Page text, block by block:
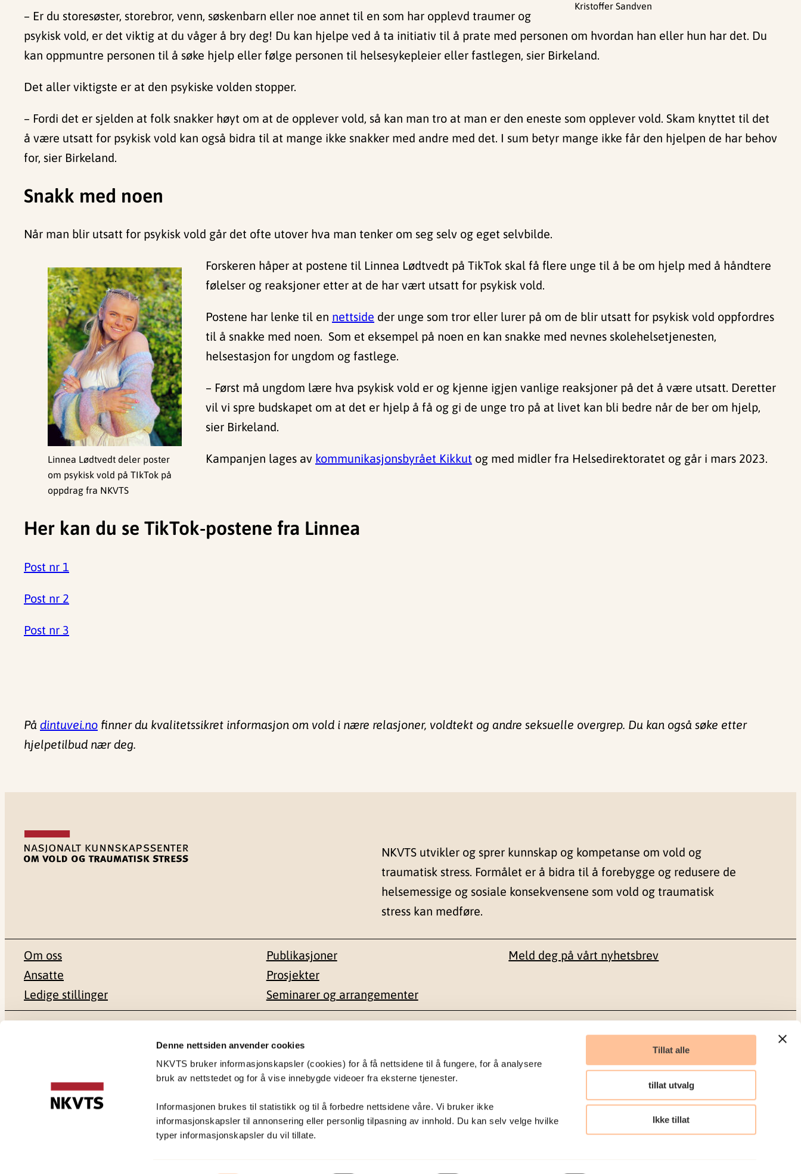
Denne nettsiden anvender cookies
NKVTS bruker informasjonskapsler (cookies) for å få nettsidene til å fungere, for å analysere
bruk av nettstedet og for å vise innebygde videoer fra eksterne tjenester.
Informasjonen brukes til statistikk og til å forbedre nettsidene våre. Vi bruker ikke
informasjonskapsler til annonsering eller personlig tilpasning av innhold. Du kan selv velge hvilke
typer informasjonskapsler du vil tillate.
Tillat alle
tillat utvalg
Ikke tillat
Kristoffer Sandven
– Er du storesøster, storebror, venn, søskenbarn eller noe annet til en som har opplevd traumer og
psykisk vold, er det viktig at du våger å bry deg! Du kan hjelpe ved å ta initiativ til å prate med personen om hvordan han eller hun har det. Du
kan oppmuntre personen til å søke hjelp eller følge personen til helsesykepleier eller fastlegen, sier Birkeland.
Det aller viktigste er at den psykiske volden stopper.
– Fordi det er sjelden at folk snakker høyt om at de opplever vold, så kan man tro at man er den eneste som opplever vold. Skam knyttet til det
å være utsatt for psykisk vold kan også bidra til at mange ikke snakker med andre med det. I sum betyr mange ikke får den hjelpen de har behov
for, sier Birkeland.
Snakk med noen
Når man blir utsatt for psykisk vold går det ofte utover hva man tenker om seg selv og eget selvbilde.
Linnea Lødtvedt deler poster
om psykisk vold på TIkTok på
oppdrag fra NKVTS
Forskeren håper at postene til Linnea Lødtvedt på TikTok skal få flere unge til å be om hjelp med å håndtere
følelser og reaksjoner etter at de har vært utsatt for psykisk vold.
Postene har lenke til en nettside der unge som tror eller lurer på om de blir utsatt for psykisk vold oppfordres
til å snakke med noen. Som et eksempel på noen en kan snakke med nevnes skolehelsetjenesten,
helsestasjon for ungdom og fastlege.
– Først må ungdom lære hva psykisk vold er og kjenne igjen vanlige reaksjoner på det å være utsatt. Deretter
vil vi spre budskapet om at det er hjelp å få og gi de unge tro på at livet kan bli bedre når de ber om hjelp,
sier Birkeland.
Kampanjen lages av kommunikasjonsbyrået Kikkut og med midler fra Helsedirektoratet og går i mars 2023.
Her kan du se TikTok-postene fra Linnea
Post nr 1
Post nr 2
Post nr 3
På dintuvei.no finner du kvalitetssikret informasjon om vold i nære relasjoner, voldtekt og andre seksuelle overgrep. Du kan også søke etter
hjelpetilbud nær deg.
NKVTS utvikler og sprer kunnskap og kompetanse om vold og
traumatisk stress. Formålet er å bidra til å forebygge og redusere de
helsemessige og sosiale konsekvensene som vold og traumatisk
stress kan medføre.
Om oss
Ansatte
Ledige stillinger
Publikasjoner
Prosjekter
Seminarer og arrangementer
Meld deg på vårt nyhetsbrev
0409 Oslo
Besøksadresse
Gullhaugveien 1-3
22 59 55 00
postmottak@nkvts.no
Sosiale medier
Facebook
LinkedIn